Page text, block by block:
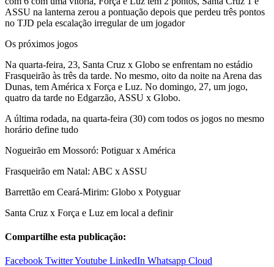
ASSU na lanterna zerou a pontuação depois que perdeu três pontos
no TJD pela escalação irregular de um jogador
Os próximos jogos
Na quarta-feira, 23, Santa Cruz x Globo se enfrentam no estádio
Frasqueirão às três da tarde. No mesmo, oito da noite na Arena das
Dunas, tem América x Força e Luz. No domingo, 27, um jogo,
quatro da tarde no Edgarzão, ASSU x Globo.
A última rodada, na quarta-feira (30) com todos os jogos no mesmo
horário define tudo
Nogueirão em Mossoró: Potiguar x América
Frasqueirão em Natal: ABC x ASSU
Barrettão em Ceará-Mirim: Globo x Potyguar
Santa Cruz x Força e Luz em local a definir
Compartilhe esta publicação:
Facebook TwitterYoutube LinkedIn Whatsapp Cloud